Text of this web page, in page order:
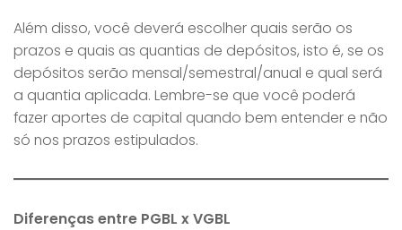
Além disso, você deverá escolher quais serão os
prazos e quais as quantias de depósitos, isto é, se os
depósitos serão mensal/semestral/anual e qual será
a quantia aplicada. Lembre-se que você poderá
fazer aportes de capital quando bem entender e não
só nos prazos estipulados.
Diferenças entre PGBL x VGBL